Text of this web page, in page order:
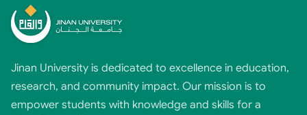
Jinan University is dedicated to excellence in education,
research, and community impact. Our mission is to
empower students with knowledge and skills for a